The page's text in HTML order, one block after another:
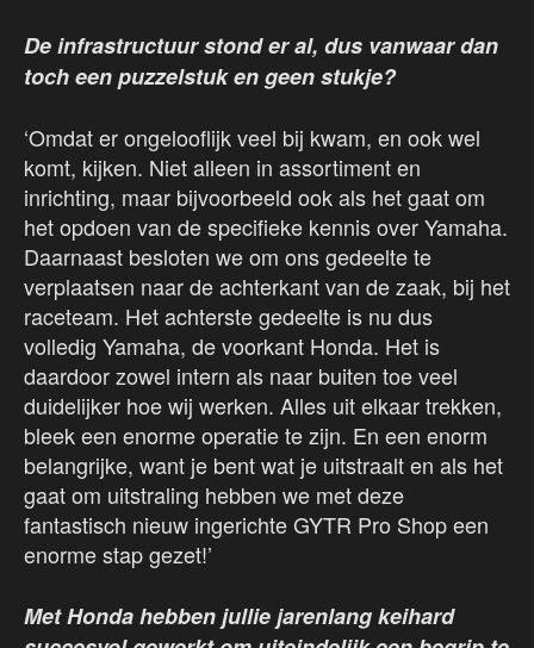
De infrastructuur stond er al, dus vanwaar dan
toch een puzzelstuk en geen stukje?
‘Omdat er ongelooflijk veel bij kwam, en ook wel
komt, kijken. Niet alleen in assortiment en
inrichting, maar bijvoorbeeld ook als het gaat om
het opdoen van de specifieke kennis over Yamaha.
Daarnaast besloten we om ons gedeelte te
verplaatsen naar de achterkant van de zaak, bij het
raceteam. Het achterste gedeelte is nu dus
volledig Yamaha, de voorkant Honda. Het is
daardoor zowel intern als naar buiten toe veel
duidelijker hoe wij werken. Alles uit elkaar trekken,
bleek een enorme operatie te zijn. En een enorm
belangrijke, want je bent wat je uitstraalt en als het
gaat om uitstraling hebben we met deze
fantastisch nieuw ingerichte GYTR Pro Shop een
enorme stap gezet!’
Met Honda hebben jullie jarenlang keihard